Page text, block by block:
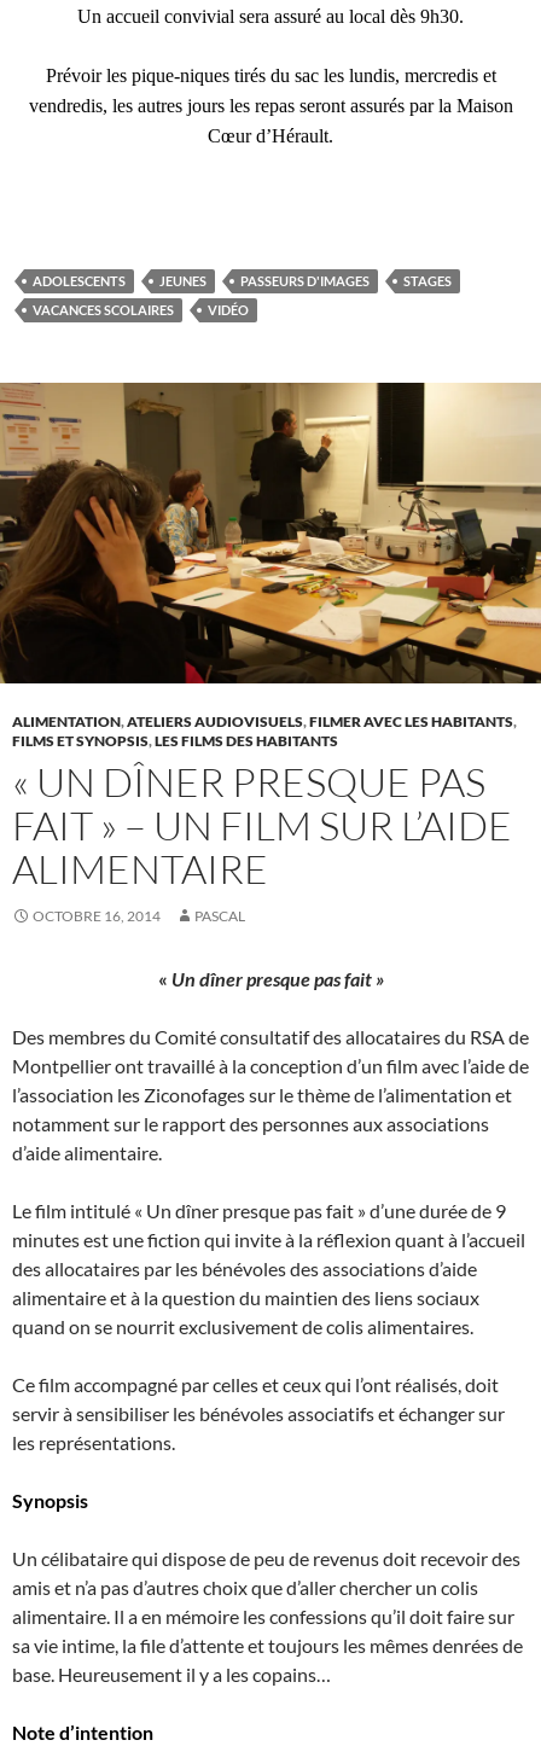
Un accueil convivial sera assuré au local dès 9h30.
Prévoir les pique-niques tirés du sac les lundis, mercredis et
vendredis, les autres jours les repas seront assurés par la Maison
Cœur d’Hérault.
ADOLESCENTS JEUNES PASSEURS D'IMAGES
STAGES
VACANCES SCOLAIRES
VIDÉO
ALIMENTATION,ATELIERS AUDIOVISUELS,FILMER AVEC LES HABITANTS,
FILMS ET SYNOPSIS,LES FILMS DES HABITANTS
« UN DÎNER PRESQUE PAS
FAIT » – UN FILM SUR L’AIDE
ALIMENTAIRE
OCTOBRE 16, 2014 PASCAL
« Un dîner presque pas fait »
Des membres du Comité consultatif des allocataires du RSA de
Montpellier ont travaillé à la conception d’un film avec l’aide de
l’association les Ziconofages sur le thème de l’alimentation et
notamment sur le rapport des personnes aux associations
d’aide alimentaire.
Le film intitulé « Un dîner presque pas fait » d’une durée de 9
minutes est une fiction qui invite à la réflexion quant à l’accueil
des allocataires par les bénévoles des associations d’aide
alimentaire et à la question du maintien des liens sociaux
quand on se nourrit exclusivement de colis alimentaires.
Ce film accompagné par celles et ceux qui l’ont réalisés, doit
servir à sensibiliser les bénévoles associatifs et échanger sur
les représentations.
Synopsis
Un célibataire qui dispose de peu de revenus doit recevoir des
amis et n’a pas d’autres choix que d’aller chercher un colis
alimentaire. Il a en mémoire les confessions qu’il doit faire sur
sa vie intime, la file d’attente et toujours les mêmes denrées de
base. Heureusement il y a les copains…
Note d’intention